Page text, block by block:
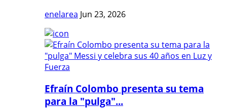
enelarea Jun 23, 2026
Efraín Colombo presenta su tema
para la "pulga"...